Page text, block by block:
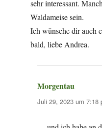
sehr interessant.
Waldameise sein.
Ich wünsche dir auch
bald, liebe Andrea.
Morgentau
Juli 29, 2023 um 7:18